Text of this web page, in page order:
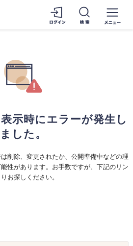
示時にエラーが発生し
ました。
削除、変更されたか、公開準備中などの理
性があります。お手数ですが、下記のリン
お探しください。